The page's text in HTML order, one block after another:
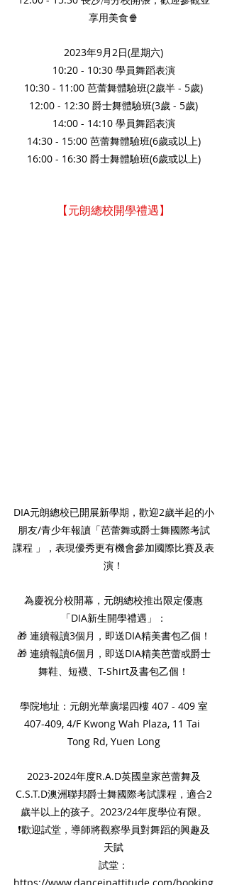
享用美食🍿
2023年9月2日(星期六)
10:20 - 10:30 學員舞蹈表演
10:30 - 11:00 芭蕾舞體驗班(2歲半 - 5歲)
12:00 - 12:30 爵士舞體驗班(3歲 - 5歲)
14:00 - 14:10 學員舞蹈表演
14:30 - 15:00 芭蕾舞體驗班(6歲或以上)
16:00 - 16:30 爵士舞體驗班(6歲或以上)
【元朗總校開學禮遇】
DIA元朗總校已開展新學期，歡迎2歲半起的小
朋友/青少年報讀「芭蕾舞或爵士舞國際考試
課程 」，表現優秀更有機會參加國際比賽及表
演！
為慶祝分校開幕，元朗總校推出限定優惠
「DIA新生開學禮遇」：
🎁 連續報讀3個月，即送DIA精美書包乙個！
🎁 連續報讀6個月，即送DIA精美芭蕾或爵士
舞鞋、短襪、T-Shirt及書包乙個！
學院地址：元朗光華廣場四樓 407 - 409 室
407-409, 4/F Kwong Wah Plaza, 11 Tai
Tong Rd, Yuen Long
2023-2024年度R.A.D英國皇家芭蕾舞及
C.S.T.D澳洲聯邦爵士舞國際考試課程，適合2
歲半以上的孩子。2023/24年度學位有限。
❗歡迎試堂，導師將觀察學員對舞蹈的興趣及
天賦
試堂：